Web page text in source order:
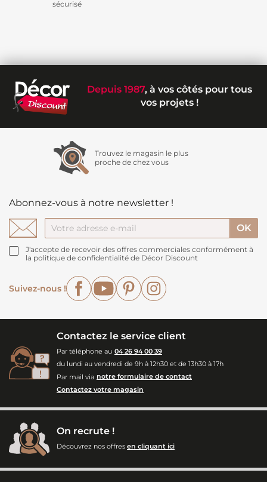
sécurisé
Depuis 1987, à vos côtés pour tous
vos projets !
Trouvez le magasin le plus
proche de chez vous
Abonnez-vous à notre newsletter !
J'accepte de recevoir des offres commerciales conformément à
la politique de confidentialité de Décor Discount
Suivez-nous !
FacebookYouTubePinterest
Contactez le service client
Par téléphone au 04 26 94 00 39
du lundi au vendredi de 9h à 12h30 et de 13h30 à 17h
Par mail via notre formulaire de contact
Contactez votre magasin
On recrute !
Découvrez nos offres en cliquant ici